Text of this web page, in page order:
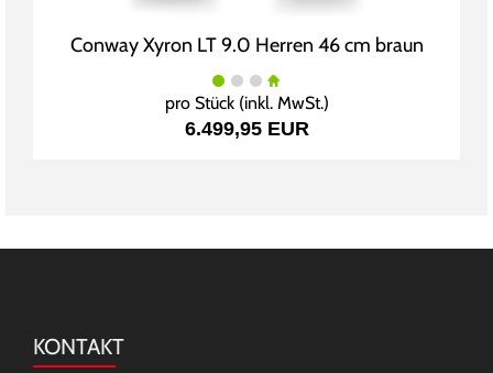
Conway Xyron LT 9.0 Herren 46 cm braun
pro Stück (inkl. MwSt.)
6.499,95 EUR
KONTAKT